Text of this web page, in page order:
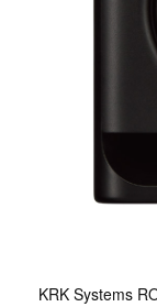
KRK Systems